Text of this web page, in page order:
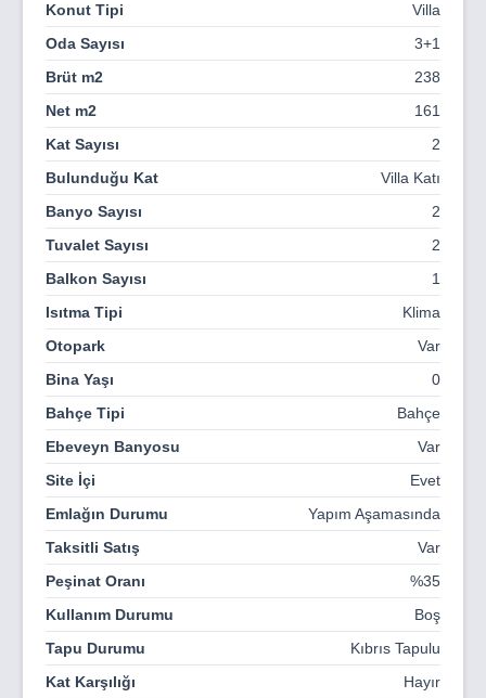
Villa Nova’da siz de geleceğe güvenle yatırım yapın,
sıcak bir yuvaya bir adım daha yaklaşın.
Detaylı bilgi ve ön talep için bizimle iletişime geçiN.
Konut Tipi
Villa
Oda Sayısı
3+1
Brüt m2
238
Net m2
161
Kat Sayısı
2
Bulunduğu Kat
Villa Katı
Banyo Sayısı
2
Tuvalet Sayısı
2
Balkon Sayısı
1
Isıtma Tipi
Klima
Otopark
Var
Bina Yaşı
0
Bahçe Tipi
Bahçe
Ebeveyn Banyosu
Var
Site İçi
Evet
Emlağın Durumu
Yapım Aşamasında
Taksitli Satış
Var
Peşinat Oranı
%35
Kullanım Durumu
Boş
Tapu Durumu
Kıbrıs Tapulu
Kat Karşılığı
Hayır